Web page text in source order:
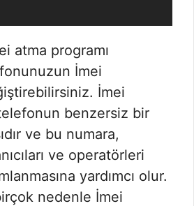
atma programı
İmei
İmei
benzersiz bir
ve bu numara,
ve operatörleri
yardımcı olur.
nedenle İmei